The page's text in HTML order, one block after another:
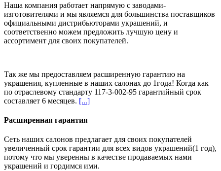
Наша компания работает напрямую с заводами-
изготовителями и мы являемся для большинства поставщиков
официальными дистрибьюторами украшений, и
соответственно можем предложить лучшую цену и
ассортимент для своих покупателей.
Так же мы предоставляем расширенную гарантию на
украшения, купленные в наших салонах до 1года! Когда как
по отраслевому стандарту 117-3-002-95 гарантийный срок
составляет 6 месяцев. [...]
Расширенная гарантия
Сеть наших салонов предлагает для своих покупателей
увеличенный срок гарантии для всех видов украшений(1 год),
потому что мы уверенны в качестве продаваемых нами
украшений и гордимся ими.